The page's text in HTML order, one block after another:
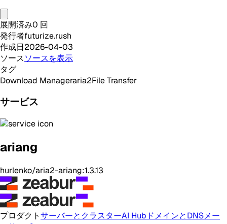
展開済み0 回
発行者futurize.rush
作成日2026-04-03
ソースソースを表示
タグ
Download Manageraria2File Transfer
サービス
ariang
hurlenko/aria2-ariang:1.3.13
プロダクトサーバーとクラスターAI Hub ドメインとDNSメー